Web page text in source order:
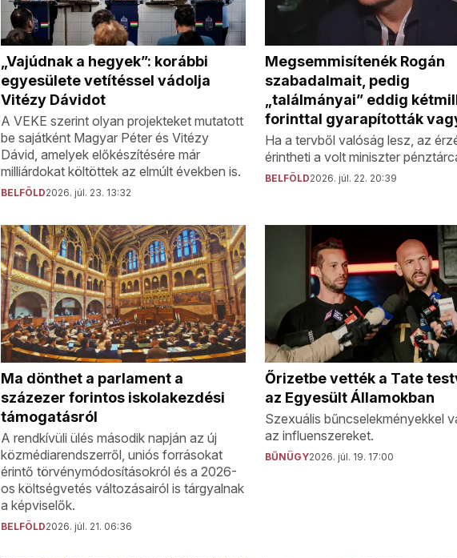
„Vajúdnak a hegyek”: korábbi
egyesülete vetítéssel vádolja
Vitézy Dávidot
A VEKE szerint olyan projekteket mutatott
be sajátként Magyar Péter és Vitézy
Dávid, amelyek előkészítésére már
milliárdokat költöttek az elmúlt években is.
BELFÖLD2026. júl. 23. 13:32
Megsemmisítenék Rogán
szabadalmait, pedig
„találmányai” eddig
forinttal gyarapították
Ha a tervből valóság lesz, az
érintheti a volt miniszter
BELFÖLD2026. júl. 22. 20:39
Ma dönthet a parlament a
százezer forintos iskolakezdési
támogatásról
A rendkívüli ülés második napján az új
közmédiarendszerről, uniós forrásokat
érintő törvénymódosításokról és a 2026-
os költségvetés változásairól is tárgyalnak
a képviselők.
BELFÖLD2026. júl. 21. 06:36
Őrizetbe vették a Tate
az Egyesült Államokban
Szexuális bűncselekményekkel
az influenszereket.
BŰNÜGY2026. júl. 19. 17:00